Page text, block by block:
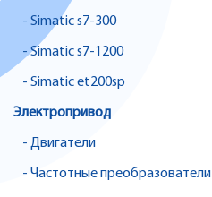
- Simatic s7-300
- Simatic s7-1200
- Simatic et200sp
Электропривод
- Двигатели
- Частотные преобразователи